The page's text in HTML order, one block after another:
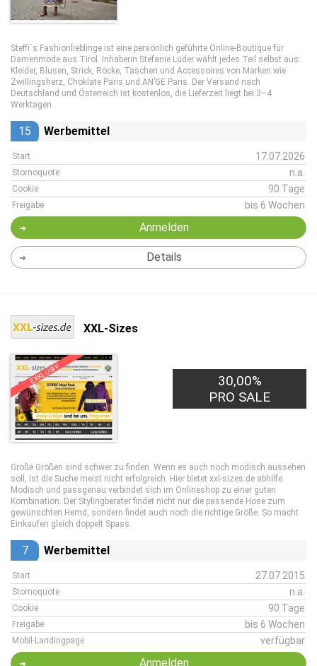
Steffi´s Fashionlieblinge ist eine persönlich geführte Online-Boutique für
Damenmode aus Tirol. Inhaberin Stefanie Lüder wählt jedes Teil selbst aus:
Kleider, Blusen, Strick, Röcke, Taschen und Accessoires von Marken wie
Zwillingsherz, Choklate Paris und AN’GE Paris. Der Versand nach
Deutschland und Österreich ist kostenlos, die Lieferzeit liegt bei 3–4
Werktagen.
15 Werbemittel
Start 17.07.2026
Stornoquote n.a.
Cookie 90 Tage
Freigabe bis 6 Wochen
Anmelden
Details
XXL-Sizes
EXKLUSIV
30,00%
PRO SALE
Große Größen sind schwer zu finden. Wenn es auch noch modisch aussehen
soll, ist die Suche meist nicht erfolgreich. Hier bietet xxl-sizes.de abhilfe.
Modisch und passgenau verbindet sich im Onlineshop zu einer guten
Kombination. Der Stylingberater findet nicht nur die passende Hose zum
gewünschten Hemd, sondern findet auch noch die richtige Größe. So macht
Einkaufen gleich doppelt Spass.
7 Werbemittel
Start 27.07.2015
Stornoquote n.a.
Cookie 90 Tage
Freigabe bis 6 Wochen
Mobil-Landingpage verfügbar
Anmelden